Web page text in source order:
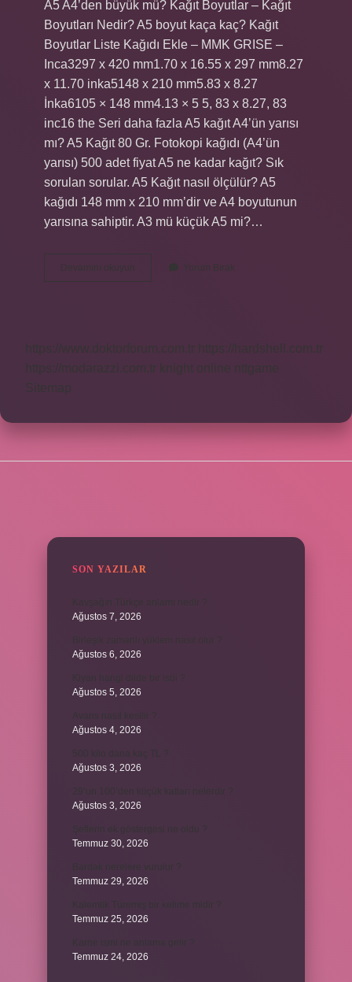
A5 A4’den büyük mü? Kağıt Boyutlar – Kağıt
Boyutları Nedir? A5 boyut kaça kaç? Kağıt
Boyutlar Liste Kağıdı Ekle – MMK GRISE –
Inca3297 x 420 mm1.70 x 16.55 x 297 mm8.27
x 11.70 inka5148 x 210 mm5.83 x 8.27
İnka6105 × 148 mm4.13 × 5 5, 83 x 8.27, 83
inc16 the Seri daha fazla A5 kağıt A4’ün yarısı
mı? A5 Kağıt 80 Gr. Fotokopi kağıdı (A4’ün
yarısı) 500 adet fiyat A5 ne kadar kağıt? Sık
sorulan sorular. A5 Kağıt nasıl ölçülür? A5
kağıdı 148 mm x 210 mm’dir ve A4 boyutunun
yarısına sahiptir. A3 mü küçük A5 mi?…
Devamını okuyun
Boyutu
Yorum Bırak
https://www.doktorforum.com.tr
https://hardshell.com.tr
https://modarazzi.com.tr knight online
nttgame
Sitemap
SON YAZILAR
Ağustos 7, 2026
Ağustos 6, 2026
Ağustos 5, 2026
Ağustos 4, 2026
Ağustos 3, 2026
Ağustos 3, 2026
Temmuz 30, 2026
Temmuz 29, 2026
Temmuz 25, 2026
Temmuz 24, 2026